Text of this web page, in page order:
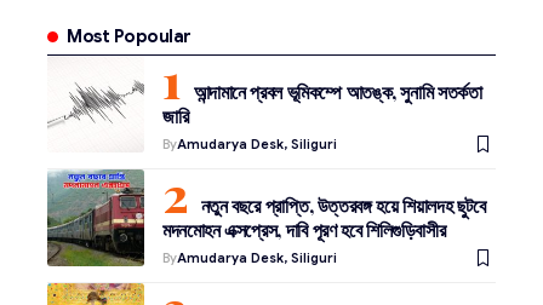
Most Popoular
আন্দামানে প্রবল ভূমিকম্পে আতঙ্ক, সুনামি সতর্কতা
জারি
ByAmudarya Desk, Siliguri
নতুন বছরে প্রাপ্তি, উত্তরবঙ্গ হয়ে শিয়ালদহ ছুটবে
মদনমোহন এক্সপ্রেস, দাবি পূরণ হবে শিলিগুড়িবাসীর
ByAmudarya Desk, Siliguri